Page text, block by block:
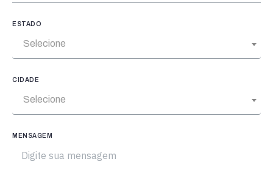
ESTADO
Selecione
CIDADE
Selecione
MENSAGEM